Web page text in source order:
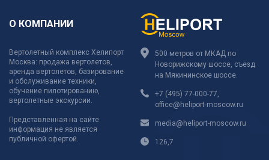
О КОМПАНИИ
Вертолетный комплекс Хелипорт
Москва: продажа вертолетов,
аренда вертолетов, базирование
и обслуживание техники,
обучение пилотированию,
вертолетные экскурсии.
Представленная на сайте
информация не является
публичной офертой.
500 метров от МКАД по
Новорижскому шоссе, съезд
на Мякининское шоссе.
+7 (495) 77-000-77
office@heliport-moscow.ru
media@heliport-moscow.ru
126,7